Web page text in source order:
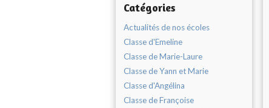
Catégories
Actualités de nos écoles
Classe d'Emeline
Classe de Marie-Laure
Classe de Yann et Marie
Classe d'Angélina
Classe de Françoise